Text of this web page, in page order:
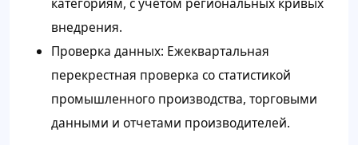
внедрения.
Проверка данных: Ежеквартальная
перекрестная проверка со статистикой
промышленного производства, торговыми
данными и отчетами производителей.